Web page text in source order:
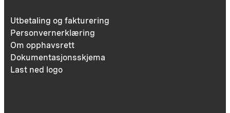
Utbetaling og fakturering
Personvernerklæring
Om opphavsrett
Dokumentasjonsskjema
Last ned logo